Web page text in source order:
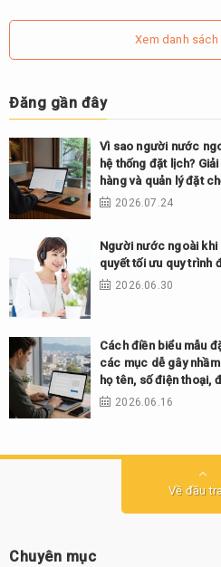
Xem danh sách
Đăng gần đây
Vì sao người nước
hệ thống đặt lịch?
hàng và quản lý đặt
2026.07.24
Người nước ngoài khi
quyết tối ưu quy trình
2026.06.30
Cách điền biểu mẫu
các mục dễ gây
họ tên, số điện thoại,
2026.06.16
Về đầu
Chuyên mục